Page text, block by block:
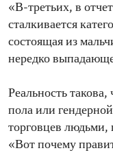
«В-третьих, в
сталкивается
состоящая из
нередко
Реальность
пола или
торговцев людьми,
«Вот почему